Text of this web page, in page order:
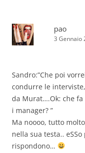
pao
3 Gennaio
Sandro:”Che poi
condurre le
da Murat….Ok: che fa
i manager? ”
Ma noooo, tutto
nella sua testa..
rispondono…